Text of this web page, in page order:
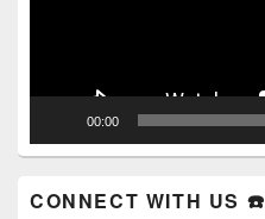
00:00
CONNECT WITH US ☎️